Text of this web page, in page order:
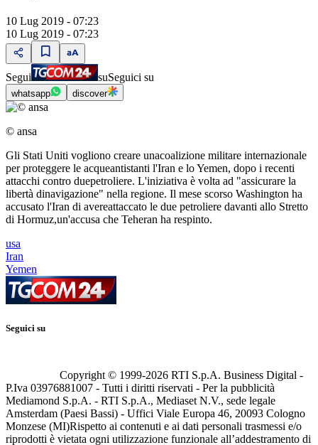
10 Lug 2019 - 07:23
10 Lug 2019 - 07:23
Segui suSeguici su
whatsapp discover
© ansa
Gli Stati Uniti vogliono creare unacoalizione militare internazionale
per proteggere le acqueantistanti l'Iran e lo Yemen, dopo i recenti
attacchi contro duepetroliere. L'iniziativa è volta ad "assicurare la
libertà dinavigazione" nella regione. Il mese scorso Washington ha
accusato l'Iran di avereattaccato le due petroliere davanti allo Stretto
di Hormuz,un'accusa che Teheran ha respinto.
usa
Iran
Yemen
Seguici su
Copyright © 1999-2026 RTI S.p.A. Business Digital -
P.Iva 03976881007 - Tutti i diritti riservati - Per la pubblicità
Mediamond S.p.A. - RTI S.p.A., Mediaset N.V., sede legale
Amsterdam (Paesi Bassi) - Uffici Viale Europa 46, 20093 Cologno
Monzese (MI)Rispetto ai contenuti e ai dati personali trasmessi e/o
riprodotti è vietata ogni utilizzazione funzionale all’addestramento di